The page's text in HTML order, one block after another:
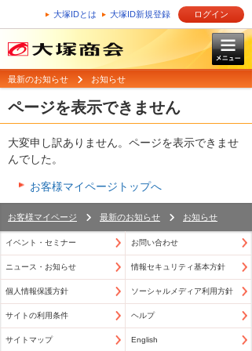
大塚IDとは 大塚ID新規登録 ログイン
最新のお知らせ お知らせ
ページを表示できません
大変申し訳ありません。ページを表示できませ
んでした。
お客様マイページトップへ
お客様マイページ 最新のお知らせ お知らせ
イベント・セミナー お問い合わせ
ニュース・お知らせ 情報セキュリティ基本方針
個人情報保護方針 ソーシャルメディア利用方針
サイトの利用条件 ヘルプ
サイトマップ English